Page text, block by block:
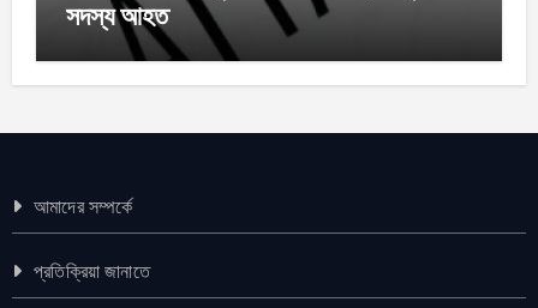
সদস্য আহত
আমাদের সম্পর্কে
প্রতিক্রিয়া জানাতে